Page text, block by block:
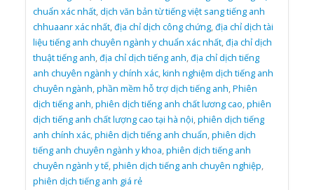
chuẩn xác nhất,dịch văn bản từ tiếng việt sang tiếng anh
chhuaanr xác nhất,địa chỉ dịch công chứng,địa chỉ dịch tài
liệu tiếng anh chuyên ngành y chuẩn xác nhất,địa chỉ dịch
thuật tiếng anh,địa chỉ dịch tiếng anh,địa chỉ dịch tiếng
anh chuyên ngành y chính xác,kinh nghiệm dịch tiếng anh
chuyên ngành,phần mềm hỗ trợ dịch tiếng anh,Phiên
dịch tiếng anh,phiên dịch tiếng anh chất lương cao,phiên
dịch tiếng anh chất lượng cao tại hà nội,phiên dịch tiếng
anh chính xác,phiên dịch tiếng anh chuẩn,phiên dịch
tiếng anh chuyên ngành y khoa,phiên dịch tiếng anh
chuyên ngành y tế,phiên dịch tiếng anh chuyên nghiệp,
phiên dịch tiếng anh giá rẻ